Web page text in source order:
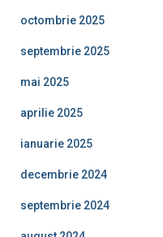
octombrie 2025
septembrie 2025
mai 2025
aprilie 2025
ianuarie 2025
decembrie 2024
septembrie 2024